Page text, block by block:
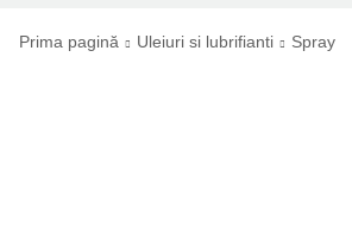
Prima pagină Uleiuri si lubrifianti Spray